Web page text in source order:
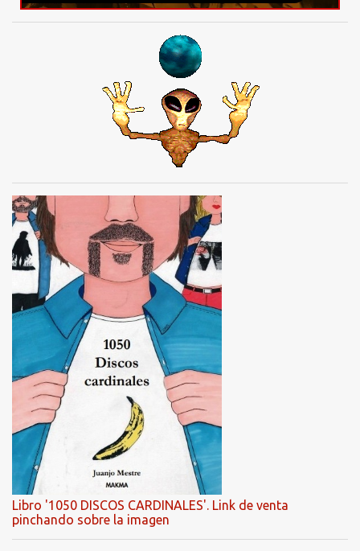
Libro '1050 DISCOS CARDINALES'. Link de venta
pinchando sobre la imagen